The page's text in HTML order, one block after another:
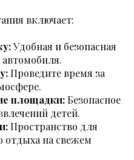
включает:
Удобная и безопасная
Проведите время за
площадки:Безопасное
детей.
Пространство для
отдыха на свежем